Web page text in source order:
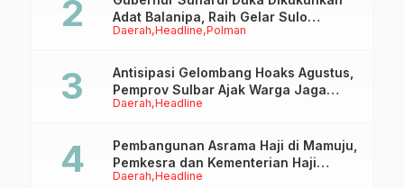
Daerah Headline Polman
Adat Balanipa, Raih Gelar Sulo
Tappidena
Daerah Headline
Antisipasi Gelombang Hoaks Agustus,
Pemprov Sulbar Ajak Warga Jaga
Ruang Digital
Daerah Headline
Pembangunan Asrama Haji di Mamuju,
Pemkesra dan Kementerian Haji
Sulbar Tinjau Lokasi